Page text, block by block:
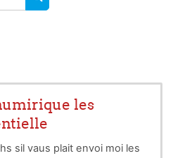
RECHERCHER DES
les
sil vaus plait envoi moi les